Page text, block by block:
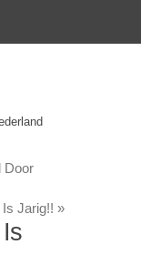
Door
Jarig!! »